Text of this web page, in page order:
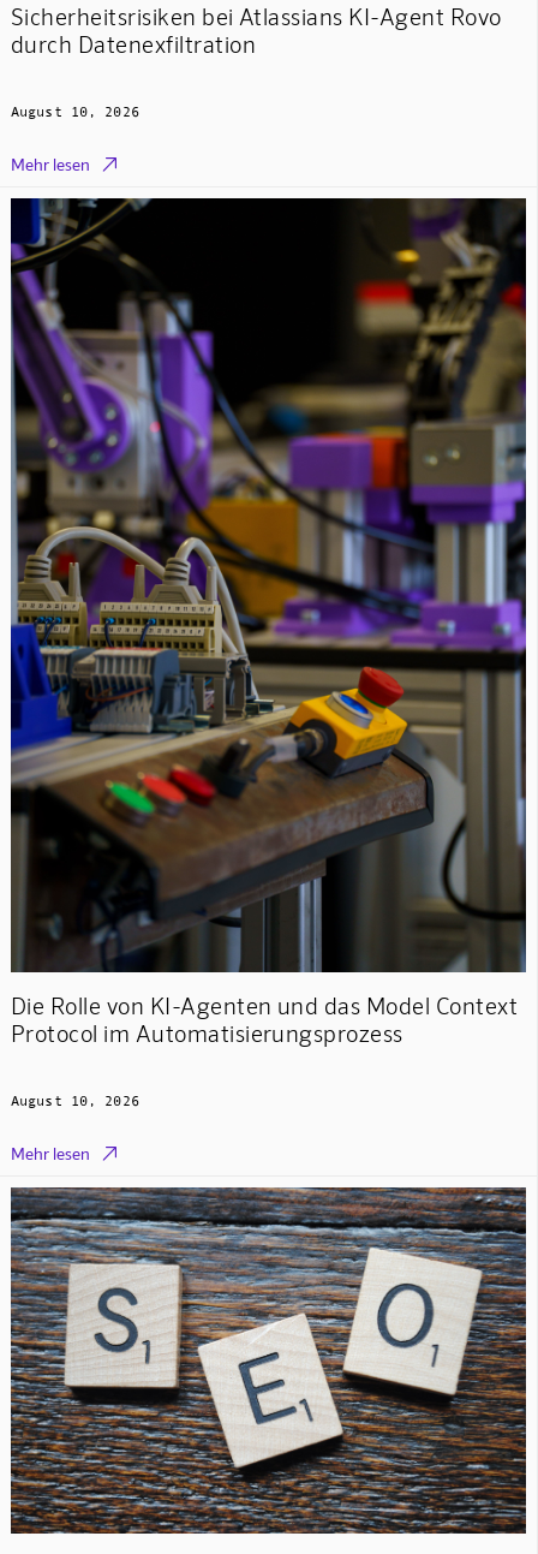
Sicherheitsrisiken bei Atlassians KI-Agent Rovo
durch Datenexfiltration
August 10, 2026
Mehr lesen 
Die Rolle von KI-Agenten und das Model Context
Protocol im Automatisierungsprozess
August 10, 2026
Mehr lesen 